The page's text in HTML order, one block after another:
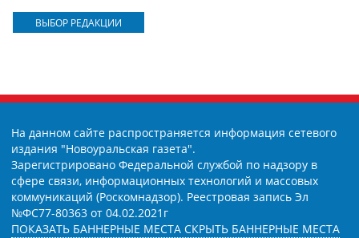
ВЫБОР РЕДАКЦИИ
На данном сайте распространяется информация сетевого
издания "Новоуральская газета".
Зарегистрировано Федеральной службой по надзору в
сфере связи, информационных технологий и массовых
коммуникаций (Роскомнадзор). Реестровая запись Эл
№ФС77-80363 от 04.02.2021г
ПОКАЗАТЬ БАННЕРНЫЕ МЕСТА СКРЫТЬ БАННЕРНЫЕ МЕСТА